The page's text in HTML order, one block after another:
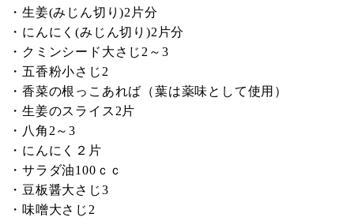
・生姜(みじん切り)2片分
・にんにく(みじん切り)2片分
・クミンシード大さじ2～3
・五香粉小さじ2
・香菜の根っこあれば（葉は薬味として使用）
・生姜のスライス2片
・八角2～3
・にんにく２片
・サラダ油100ｃｃ
・豆板醤大さじ3
・味噌大さじ2